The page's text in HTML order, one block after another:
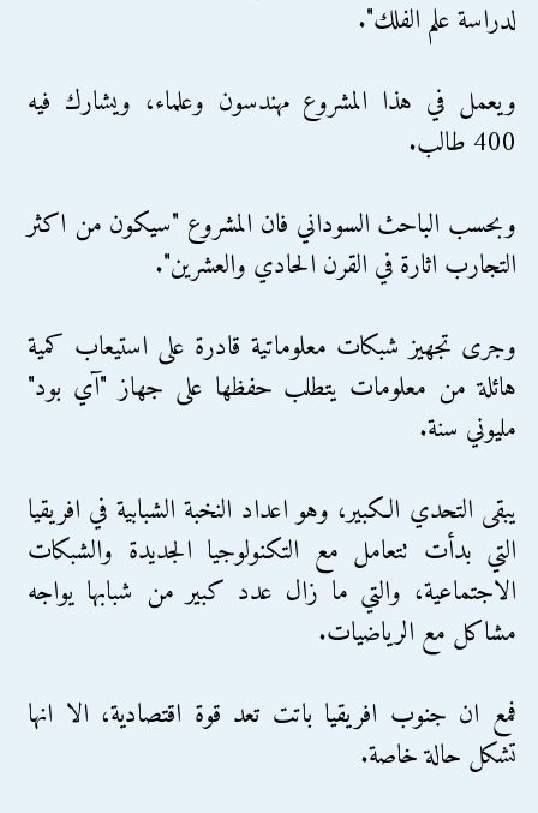
لدراسة علم الفلك".
ويعمل في هذا المشروع مهندسون وعلماء، ويشارك فيه
400 طالب.
وبحسب الباحث السوداني فان المشروع "سيكون من اكثر
التجارب اثارة في القرن الحادي والعشرين".
وجرى تجهيز شبكات معلوماتية قادرة على استيعاب كمية
هائلة من معلومات يتطلب حفظها على جهاز "آي بود"
مليوني سنة.
يبقى التحدي الكبير، وهو اعداد النخبة الشبابية في افريقيا
التي بدأت تتعامل مع التكنولوجيا الجديدة والشبكات
الاجتماعية، والتي ما زال عدد كبير من شبابها يواجه
مشاكل مع الرياضيات.
فمع ان جنوب افريقيا باتت تعد قوة اقتصادية، الا انها
تشكل حالة خاصة.